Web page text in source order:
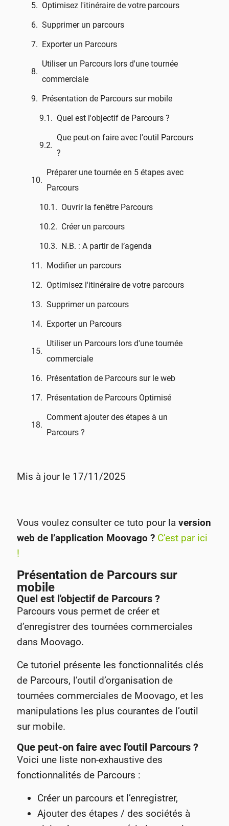
Optimisez l'itinéraire de votre parcours
Supprimer un parcours
Exporter un Parcours
Utiliser un Parcours lors d'une tournée
commerciale
Présentation de Parcours sur mobile
Quel est l'objectif de Parcours ?
Que peut-on faire avec l'outil Parcours
?
Préparer une tournée en 5 étapes avec
Parcours
Ouvrir la fenêtre Parcours
Créer un parcours
N.B. : A partir de l’agenda
Modifier un parcours
Optimisez l'itinéraire de votre parcours
Supprimer un parcours
Exporter un Parcours
Utiliser un Parcours lors d'une tournée
commerciale
Présentation de Parcours sur le web
Présentation de Parcours Optimisé
Comment ajouter des étapes à un
Parcours ?
Mis à jour le 17/11/2025
Vous voulez consulter ce tuto pour laversion
web de l’application Moovago ? C’est par ici
!
Présentation de Parcours sur
mobile
Quel est l'objectif de Parcours ?
Parcours vous permet de créer et
d’enregistrer des tournées commerciales
dans Moovago.
Ce tutoriel présente les fonctionnalités clés
de Parcours, l’outil d’organisation de
tournées commerciales de Moovago, et les
manipulations les plus courantes de l’outil
sur mobile.
Que peut-on faire avec l'outil Parcours ?
Voici une liste non-exhaustive des
fonctionnalités de Parcours :
Créer un parcours et l’enregistrer,
Ajouter des étapes / des sociétés à